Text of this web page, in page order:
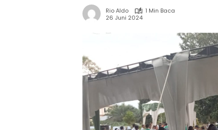
Rio Aldo
1 Min Baca
26 Juni 2024